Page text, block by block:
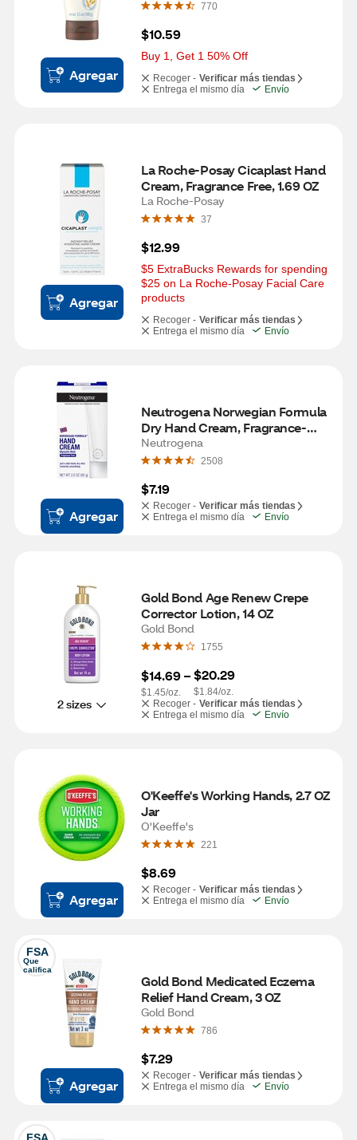
Agregar
770
$10.59
Buy 1, Get 1 50% Off
Recoger - Verificar más tiendas
Entrega el mismo día
Envío
Agregar
La Roche-Posay Cicaplast Hand
Cream, Fragrance Free, 1.69 OZ
La Roche-Posay
37
$12.99
$5 ExtraBucks Rewards for spending
$25 on La Roche-Posay Facial Care
products
Recoger - Verificar más tiendas
Entrega el mismo día
Envío
Agregar
Neutrogena Norwegian Formula
Dry Hand Cream, Fragrance-
Free, 2 OZ
Neutrogena
2508
$7.19
Recoger - Verificar más tiendas
Entrega el mismo día
Envío
2 sizes
Gold Bond Age Renew Crepe
Corrector Lotion, 14 OZ
Gold Bond
1755
$14.69 –
$1.45/oz.
$20.29
$1.84/oz.
Recoger - Verificar más tiendas
Entrega el mismo día
Envío
Agregar
O'Keeffe's Working Hands, 2.7 OZ
Jar
O'Keeffe's
221
$8.69
Recoger - Verificar más tiendas
Entrega el mismo día
Envío
FSA
Que
califica
Agregar
Gold Bond Medicated Eczema
Relief Hand Cream, 3 OZ
Gold Bond
786
$7.29
Recoger - Verificar más tiendas
Entrega el mismo día
Envío